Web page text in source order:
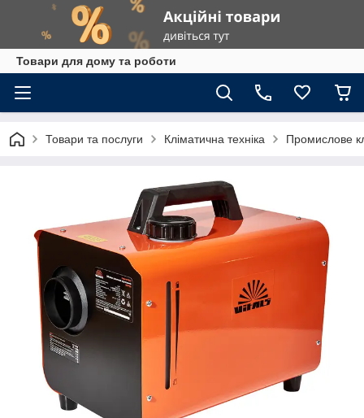
Товари для дому та роботи
Товари та послуги Кліматична техніка Промислове